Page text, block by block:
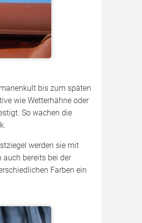
bis zum späten
wie Wetterhähne oder
So wachen die
werden sie mit
bereits bei der
Farben ein